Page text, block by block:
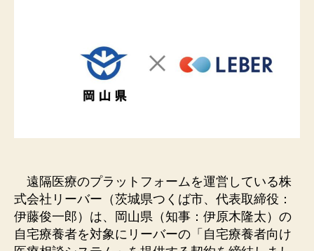
遠隔医療のプラットフォームを運営している株
式会社リーバー（茨城県つくば市、代表取締役：
伊藤俊一郎）は、岡山県（知事：伊原木隆太）の
自宅療養者を対象にリーバーの「自宅療養者向け